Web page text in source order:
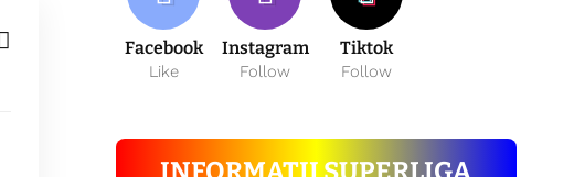
Facebook
Like
Instagram
Follow
Tiktok
Follow